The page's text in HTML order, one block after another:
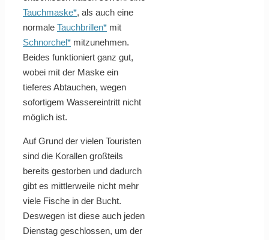
Tauchmaske*, als auch eine
normale Tauchbrillen* mit
Schnorchel* mitzunehmen.
Beides funktioniert ganz gut,
wobei mit der Maske ein
tieferes Abtauchen, wegen
sofortigem Wassereintritt nicht
möglich ist.
Auf Grund der vielen Touristen
sind die Korallen großteils
bereits gestorben und dadurch
gibt es mittlerweile nicht mehr
viele Fische in der Bucht.
Deswegen ist diese auch jeden
Dienstag geschlossen, um der